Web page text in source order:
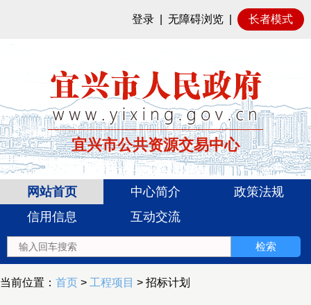
登录 无障碍浏览 长者模式
宜兴市公共资源交易中心
网站首页 中心简介
政策法规
信用信息
互动交流
当前位置： 首页 > 工程项目 > 招标计划